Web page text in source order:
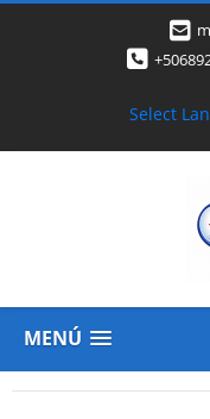
Select
MENÚ